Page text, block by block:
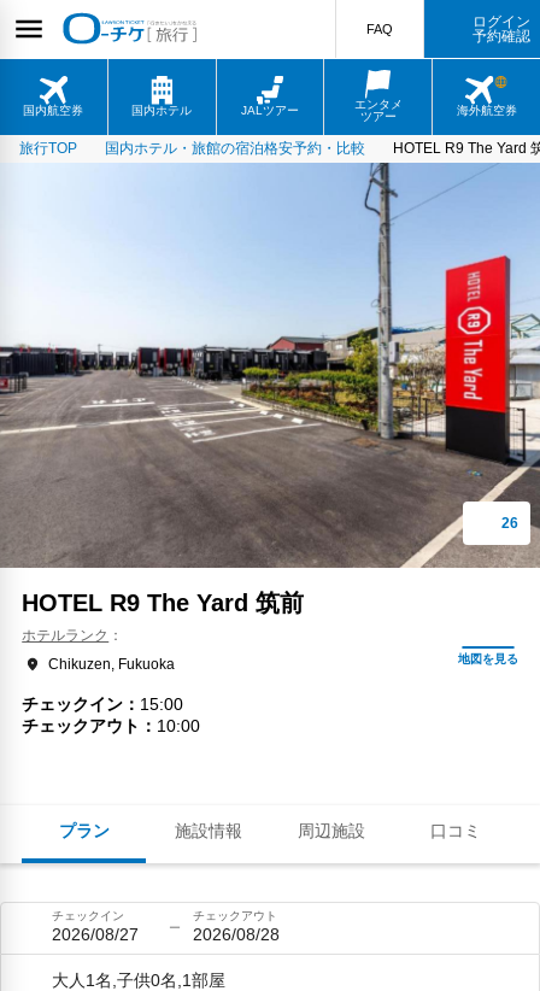
国内航空券 国内ホテル JALツアー
エンタメ
ツアー
海外航空券
FAQ
ログイン
予約確認
旅行TOP 国内ホテル・旅館の宿泊格安予約・比較 HOTEL R9 The Yard
プラン 施設情報 周辺施設 口コミ
HOTEL R9 The Yard 筑前
ホテルランク
Chikuzen, Fukuoka
チェックイン
15:00
チェックアウト
10:00
チェックイン
2026/08/27
チェックアウト
2026/08/28
大人1名,子供0名,1部屋